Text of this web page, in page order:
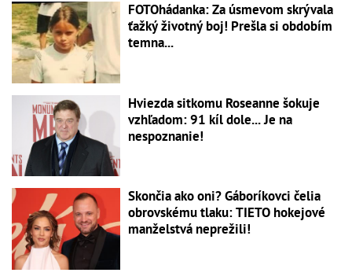
FOTOhádanka: Za úsmevom skrývala
ťažký životný boj! Prešla si obdobím
temna...
Hviezda sitkomu Roseanne šokuje
vzhľadom: 91 kíl dole... Je na
nespoznanie!
Skončia ako oni? Gáboríkovci čelia
obrovskému tlaku: TIETO hokejové
manželstvá neprežili!